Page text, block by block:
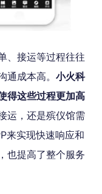
、接运等过程往往
成本高。 小火科
得这些过程更加高
运，还是殡仪馆需
来实现快速响应和
也提高了整个服务